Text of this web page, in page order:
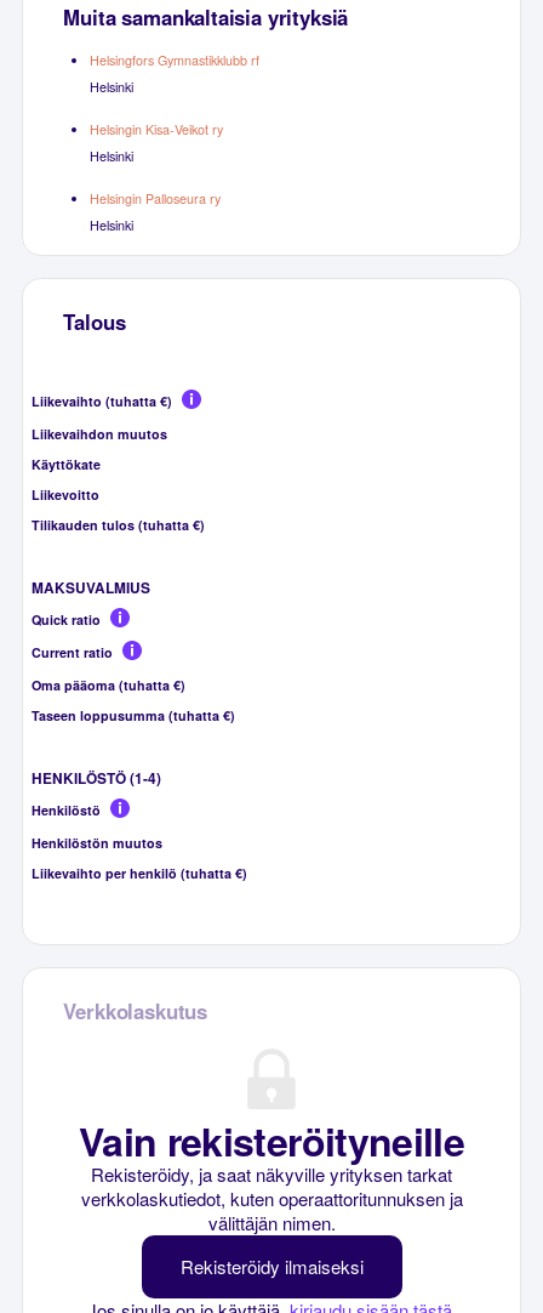
Muita samankaltaisia yrityksiä
Helsingfors Gymnastikklubb rf
Helsinki
Helsingin Kisa-Veikot ry
Helsinki
Helsingin Palloseura ry
Helsinki
Talous
Liikevaihto (tuhatta €)
Liikevaihdon muutos
Käyttökate
Liikevoitto
Tilikauden tulos (tuhatta €)
MAKSUVALMIUS
Quick ratio
Current ratio
Oma pääoma (tuhatta €)
Taseen loppusumma (tuhatta €)
HENKILÖSTÖ (1-4)
Henkilöstö
Henkilöstön muutos
Liikevaihto per henkilö (tuhatta €)
Verkkolaskutus
Vain rekisteröityneille
Rekisteröidy, ja saat näkyville yrityksen tarkat
verkkolaskutiedot, kuten operaattoritunnuksen ja
välittäjän nimen.
Rekisteröidy ilmaiseksi